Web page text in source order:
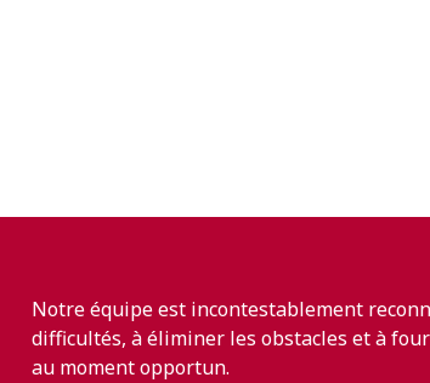
Notre équipe est incontestablement
difficultés, à éliminer les obstacles et à
au moment opportun.